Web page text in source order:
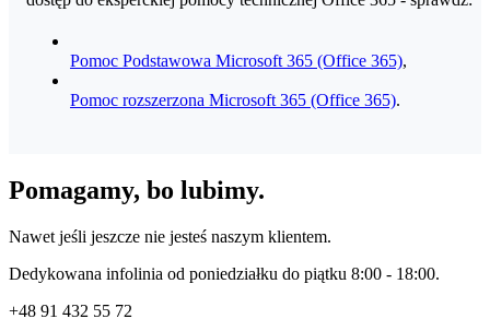
Pomoc Podstawowa Microsoft 365 (Office 365),
Pomoc rozszerzona Microsoft 365 (Office 365).
Pomagamy, bo lubimy.
Nawet jeśli jeszcze nie jesteś naszym klientem.
Dedykowana infolinia od poniedziałku do piątku 8:00 - 18:00.
+48 91 432 55 72